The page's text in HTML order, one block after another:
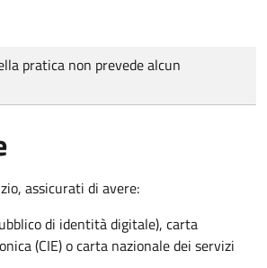
pratica non prevede alcun
assicurati di avere:
di identità digitale), carta
(CIE) o carta nazionale dei servizi